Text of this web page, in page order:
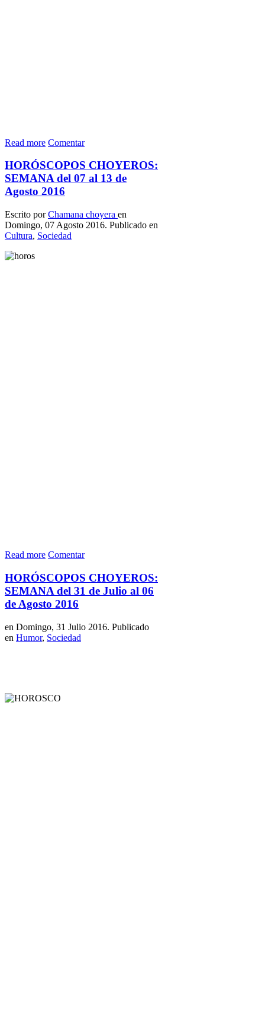
Read more Comentar
HORÓSCOPOS CHOYEROS:
SEMANA del 07 al 13 de
Agosto 2016
Escrito porChamana choyera en
Domingo, 07 Agosto 2016. Publicado en
Cultura, Sociedad
Read more Comentar
HORÓSCOPOS CHOYEROS:
SEMANA del 31 de Julio al 06
de Agosto 2016
en Domingo, 31 Julio 2016. Publicado
en Humor, Sociedad